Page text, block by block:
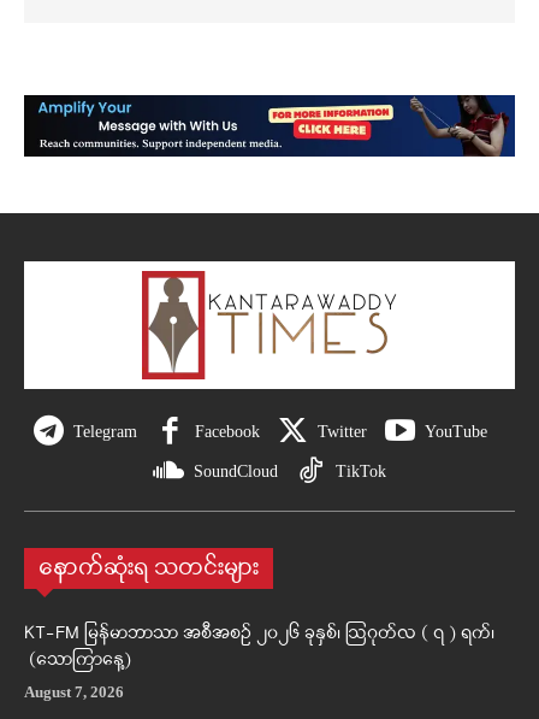
Telegram Facebook Twitter YouTube
SoundCloud TikTok
နောက်ဆုံးရ သတင်းများ
KT-FM မြန်မာဘာသာ အစီအစဉ် ၂၀၂၆ ခုနှစ်၊ ဩဂုတ်လ ( ၇ ) ရက်၊
(သောကြာနေ့)
August 7, 2026